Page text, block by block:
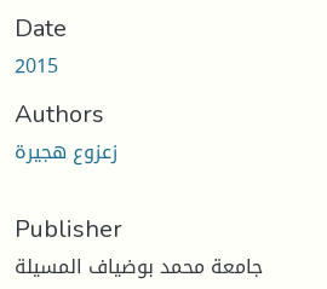
Date
2015
Authors
زعزوع هجيرة
Publisher
جامعة محمد بوضياف المسيلة